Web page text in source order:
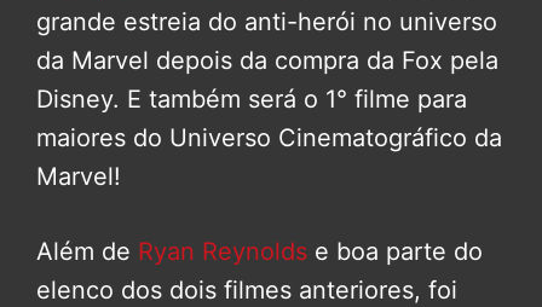
grande estreia do anti-herói no universo
da Marvel depois da compra da Fox pela
Disney. E também será o 1° filme para
maiores do Universo Cinematográfico da
Marvel!
Além de Ryan Reynolds e boa parte do
elenco dos dois filmes anteriores, foi